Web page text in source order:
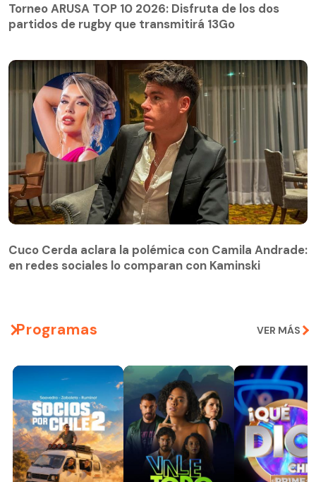
Torneo ARUSA TOP 10 2026: Disfruta de los dos
partidos de rugby que transmitirá 13Go
Cuco Cerda aclara la polémica con Camila Andrade:
en redes sociales lo comparan con Kaminski
Programas VER MÁS